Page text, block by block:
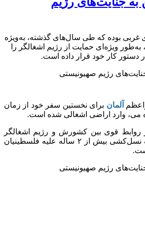
غربی بوده که طی سال‌های گذشته، به‌ویژه
به‌طور ویژه‌ای حمایت از رژیم اشغالگر را
دستور کار خود قرار داده است.
آلمان برای نخستین سفر خود از زمان
وارد اراضی اشغالی شده است.
روابط قوی بین کشورش و رژیم اشغالگر
است که در طول جنگ نسل‌کشی بیش از ۲ ساله علیه فلسطینیان